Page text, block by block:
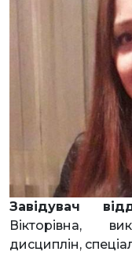
Завідувач
Вікторівна,
дисциплін,